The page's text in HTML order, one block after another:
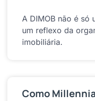
A DIMOB não é só
um reflexo da
imobiliária.
Como